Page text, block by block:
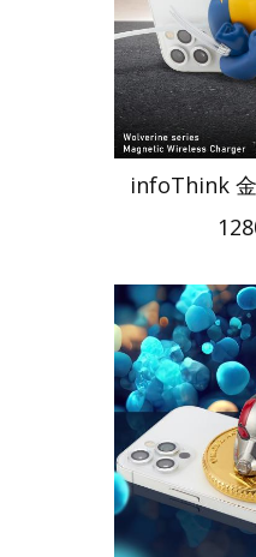
infoThink